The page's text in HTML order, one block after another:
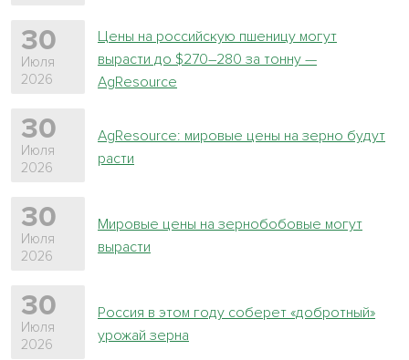
30
Июля
2026
Цены на российскую пшеницу могут
вырасти до $270–280 за тонну —
AgResource
30
Июля
2026
AgResource: мировые цены на зерно будут
расти
30
Июля
2026
Мировые цены на зернобобовые могут
вырасти
30
Июля
2026
Россия в этом году соберет «добротный»
урожай зерна